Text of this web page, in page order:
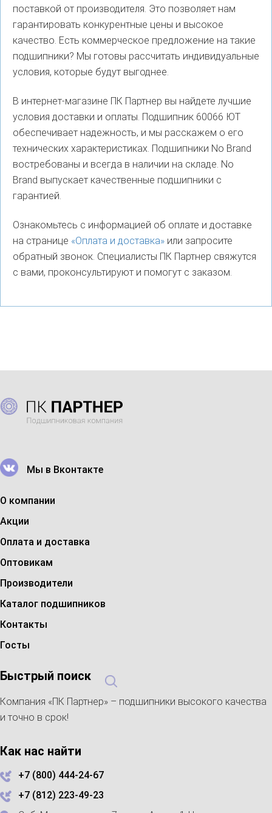
поставкой от производителя. Это позволяет нам
гарантировать конкурентные цены и высокое
качество. Есть коммерческое предложение на такие
подшипники? Мы готовы рассчитать индивидуальные
условия, которые будут выгоднее.
В интернет-магазине ПК Партнер вы найдете лучшие
условия доставки и оплаты. Подшипник 60066 ЮТ
обеспечивает надежность, и мы расскажем о его
технических характеристиках. Подшипники No Brand
востребованы и всегда в наличии на складе. No
Brand выпускает качественные подшипники с
гарантией.
Ознакомьтесь с информацией об оплате и доставке
на странице «Оплата и доставка» или запросите
обратный звонок. Специалисты ПК Партнер свяжутся
с вами, проконсультируют и помогут с заказом.
Мы в Вконтакте
О компании
Акции
Оплата и доставка
Оптовикам
Производители
Каталог подшипников
Контакты
Госты
Быстрый поиск
Компания «ПК Партнер» – подшипники высокого качества
и точно в срок!
Как нас найти
+7 (800) 444-24-67
+7 (812) 223-49-23